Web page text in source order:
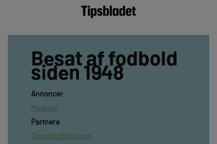
Besat af fodbold
siden 1948
Annoncer
Mediekit
Partnere
Danskfodbold.com